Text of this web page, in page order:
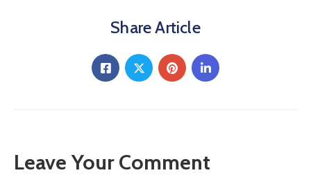
Share Article
Leave Your Comment